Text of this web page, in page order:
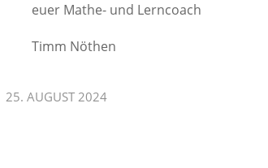
euer Mathe- und Lerncoach
Timm Nöthen
25. AUGUST 2024